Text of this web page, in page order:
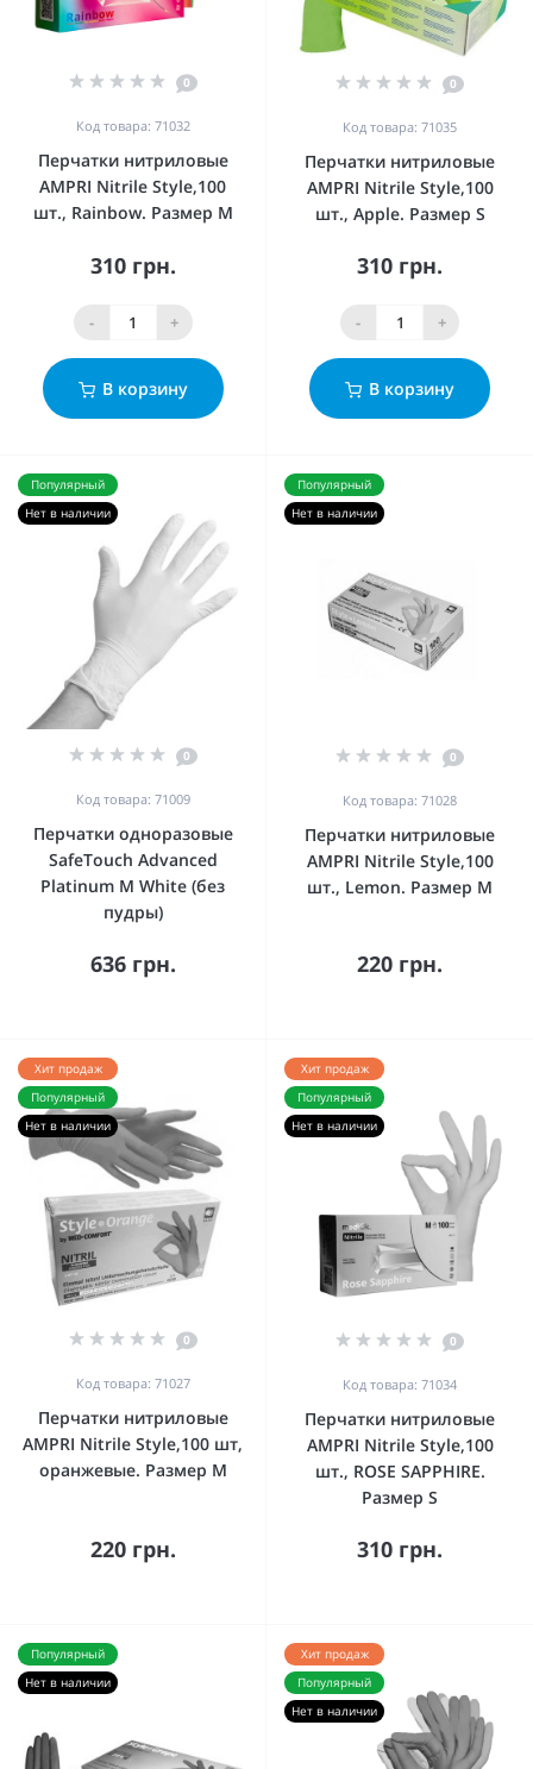
0
Код товара: 71032
Перчатки нитриловые
AMPRI Nitrile Style,100
шт., Rainbow. Размер М
310 грн.
- +
В корзину
0
Код товара: 71035
Перчатки нитриловые
AMPRI Nitrile Style,100
шт., Apple. Размер S
310 грн.
- +
В корзину
Популярный
Нет в наличии
0
Код товара: 71009
Перчатки одноразовые
SafeTouch Advanced
Platinum M White (без
пудры)
636 грн.
Популярный
Нет в наличии
0
Код товара: 71028
Перчатки нитриловые
AMPRI Nitrile Style,100
шт., Lemon. Размер M
220 грн.
Хит продаж
Популярный
Нет в наличии
0
Код товара: 71027
Перчатки нитриловые
AMPRI Nitrile Style,100 шт,
оранжевые. Размер М
220 грн.
Хит продаж
Популярный
Нет в наличии
0
Код товара: 71034
Перчатки нитриловые
AMPRI Nitrile Style,100
шт., ROSE SAPPHIRE.
Размер S
310 грн.
Популярный
Нет в наличии
Хит продаж
Популярный
Нет в наличии